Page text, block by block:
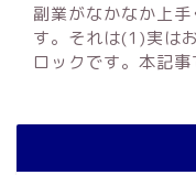
副業がなかなか上
す。それは(1)実は
ロックです。本記事